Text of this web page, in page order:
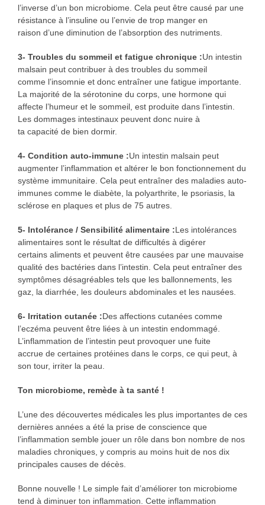
l’inverse d’un bon microbiome. Cela peut être causé par une
résistance à l’insuline ou l’envie de trop manger en
raison d’une diminution de l’absorption des nutriments.
3- Troubles du sommeil et fatigue chronique :Un intestin
malsain peut contribuer à des troubles du sommeil
comme l’insomnie et donc entraîner une fatigue importante.
La majorité de la sérotonine du corps, une hormone qui
affecte l’humeur et le sommeil, est produite dans l’intestin.
Les dommages intestinaux peuvent donc nuire à
ta capacité de bien dormir.
4- Condition auto-immune :Un intestin malsain peut
augmenter l’inflammation et altérer le bon fonctionnement du
système immunitaire. Cela peut entraîner des maladies auto-
immunes comme le diabète, la polyarthrite, le psoriasis, la
sclérose en plaques et plus de 75 autres.
5- Intolérance / Sensibilité alimentaire :Les intolérances
alimentaires sont le résultat de difficultés à digérer
certains aliments et peuvent être causées par une mauvaise
qualité des bactéries dans l’intestin. Cela peut entraîner des
symptômes désagréables tels que les ballonnements, les
gaz, la diarrhée, les douleurs abdominales et les nausées.
6- Irritation cutanée :Des affections cutanées comme
l’eczéma peuvent être liées à un intestin endommagé.
L’inflammation de l’intestin peut provoquer une fuite
accrue de certaines protéines dans le corps, ce qui peut, à
son tour, irriter la peau.
Ton microbiome, remède à ta santé !
L’une des découvertes médicales les plus importantes de ces
dernières années a été la prise de conscience que
l’inflammation semble jouer un rôle dans bon nombre de nos
maladies chroniques, y compris au moins huit de nos dix
principales causes de décès.
Bonne nouvelle ! Le simple fait d’améliorer ton microbiome
tend à diminuer ton inflammation. Cette inflammation